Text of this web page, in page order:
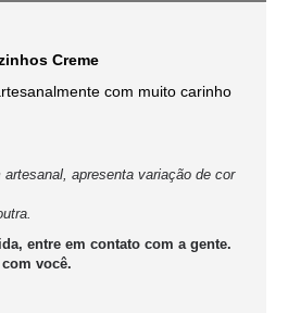
Creme
com muito carinho
apresenta variação de cor
entre em contato com a gente.
você.